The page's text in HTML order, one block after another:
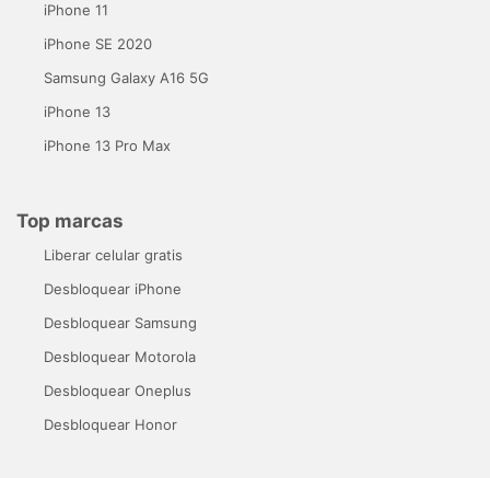
iPhone 11
iPhone SE 2020
Samsung Galaxy A16 5G
iPhone 13
iPhone 13 Pro Max
Top marcas
Liberar celular gratis
Desbloquear iPhone
Desbloquear Samsung
Desbloquear Motorola
Desbloquear Oneplus
Desbloquear Honor